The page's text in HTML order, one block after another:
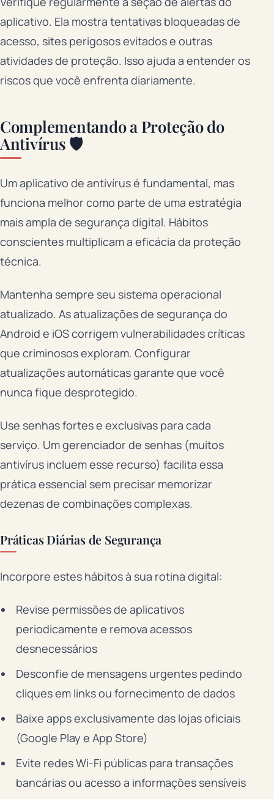
aplicativo. Ela mostra tentativas bloqueadas de
acesso, sites perigosos evitados e outras
atividades de proteção. Isso ajuda a entender os
riscos que você enfrenta diariamente.
Complementando a Proteção do
Antivírus 🛡️
Um aplicativo de antivírus é fundamental, mas
funciona melhor como parte de uma estratégia
mais ampla de segurança digital. Hábitos
conscientes multiplicam a eficácia da proteção
técnica.
Mantenha sempre seu sistema operacional
atualizado. As atualizações de segurança do
Android e iOS corrigem vulnerabilidades críticas
que criminosos exploram. Configurar
atualizações automáticas garante que você
nunca fique desprotegido.
Use senhas fortes e exclusivas para cada
serviço. Um gerenciador de senhas (muitos
antivírus incluem esse recurso) facilita essa
prática essencial sem precisar memorizar
dezenas de combinações complexas.
Práticas Diárias de Segurança
Incorpore estes hábitos à sua rotina digital:
Revise permissões de aplicativos
periodicamente e remova acessos
desnecessários
Desconfie de mensagens urgentes pedindo
cliques em links ou fornecimento de dados
Baixe apps exclusivamente das lojas oficiais
(Google Play e App Store)
Evite redes Wi-Fi públicas para transações
bancárias ou acesso a informações sensíveis